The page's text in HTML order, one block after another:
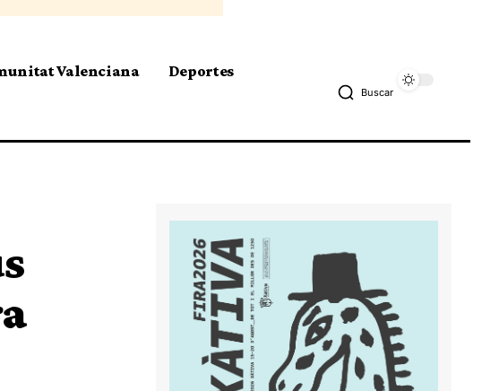
Valenciana Deportes
Buscar